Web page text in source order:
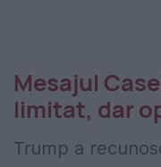
Mesajul
limitat, dar
Trump a